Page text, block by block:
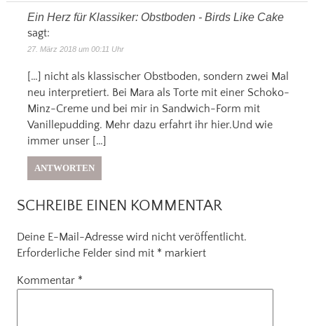
Ein Herz für Klassiker: Obstboden - Birds Like Cake
sagt:
27. März 2018 um 00:11 Uhr
[…] nicht als klassischer Obstboden, sondern zwei Mal
neu interpretiert. Bei Mara als Torte mit einer Schoko-
Minz-Creme und bei mir in Sandwich-Form mit
Vanillepudding. Mehr dazu erfahrt ihr hier.Und wie
immer unser […]
ANTWORTEN
SCHREIBE EINEN KOMMENTAR
Deine E-Mail-Adresse wird nicht veröffentlicht.
Erforderliche Felder sind mit * markiert
Kommentar *